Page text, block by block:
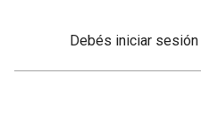
Debés iniciar sesión